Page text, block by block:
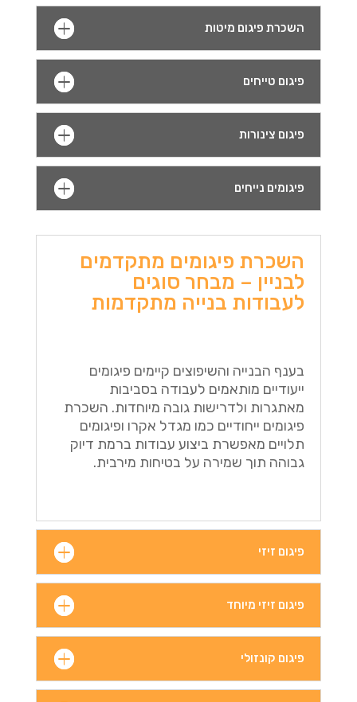
השכרת פיגום מיטות
פיגום טייחים
פיגום צינורות
פיגומים נייחים
השכרת פיגומים מתקדמים
לבניין – מבחר סוגים
לעבודות בנייה מתקדמות
בענף הבנייה והשיפוצים קיימים פיגומים
ייעודיים מותאמים לעבודה בסביבות
מאתגרות ולדרישות גובה מיוחדות. השכרת
פיגומים ייחודיים כמו מגדל אקרו ופיגומים
תלויים מאפשרת ביצוע עבודות ברמת דיוק
גבוהה תוך שמירה על בטיחות מירבית.
פיגום זיזי
פיגום זיזי מיוחד
פיגום קונזולי